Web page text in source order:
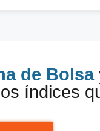
de Bolsa
índices